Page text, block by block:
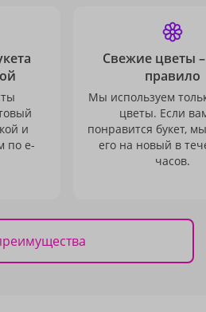
и
по e-
Свежие цветы
правило
Мы используем
цветы. Если
понравится букет,
его на новый в
часов.